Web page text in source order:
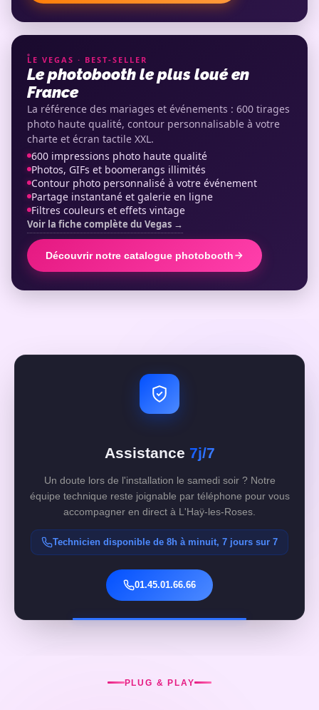
LE VEGAS · BEST-SELLER
Le photobooth le plus loué en
France
La référence des mariages et événements : 600 tirages
photo haute qualité, contour personnalisable à votre
charte et écran tactile XXL.
600 impressions photo haute qualité
Photos, GIFs et boomerangs illimités
Contour photo personnalisé à votre événement
Partage instantané et galerie en ligne
Filtres couleurs et effets vintage
Voir la fiche complète du Vegas →
Découvrir notre catalogue photobooth
Assistance 7j/7
Un doute lors de l'installation le samedi soir ? Notre
équipe technique reste joignable par téléphone pour vous
accompagner en direct à L'Haÿ-les-Roses.
Technicien disponible de 8h à minuit, 7 jours sur 7
01.45.01.66.66
PLUG & PLAY